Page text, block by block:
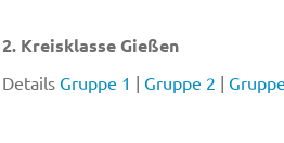
2. Kreisklasse Gießen
Details Gruppe 1 | Gruppe 2 |